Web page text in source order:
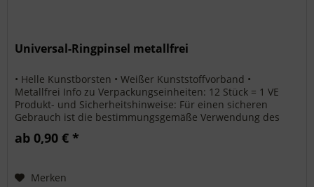
Universal-Ringpinsel metallfrei
• Helle Kunstborsten • Weißer Kunststoffvorband •
Metallfrei Info zu Verpackungseinheiten: 12 Stück = 1 VE
Produkt- und Sicherheitshinweise: Für einen sicheren
Gebrauch ist die bestimmungsgemäße Verwendung des
Produkts und die nötige...
ab 0,90 € *
Merken